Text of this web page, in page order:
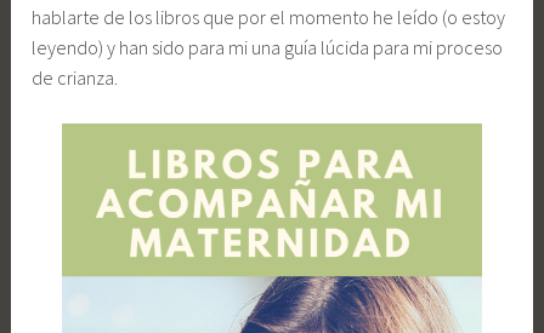
hablarte de los libros que por el momento he leído (o estoy
leyendo) y han sido para mi una guía lúcida para mi proceso
de crianza.